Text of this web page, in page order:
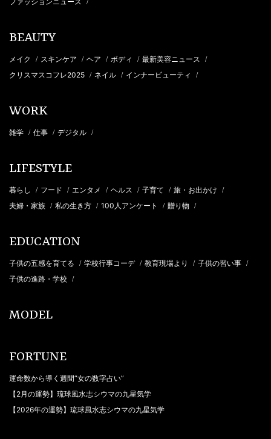
/
BEAUTY
メイク / スキンケア / ヘア / ボディ / 最新美容ニュース /
クリスマスコフレ2025 / ネイル / インナービューティ /
WORK
雑学 / 仕事 / デジタル /
LIFESTYLE
暮らし / フード / エンタメ / ヘルス / 子育て / 旅・お出かけ /
夫婦・家族 / 私の生き方 / 100人アンケート / 贈り物 /
EDUCATION
子供の五感を育てる / 学校行事コーデ / 教育現場より / 子供の習い事 /
子供の進路・学校 /
MODEL
FORTUNE
運命数から導く週間“女の数字占い”
【2月の運勢】琉球風水志シウマの九星気学
【2026年の運勢】琉球風水志シウマの九星気学